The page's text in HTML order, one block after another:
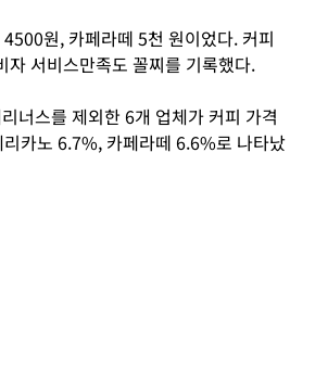
원, 카페라떼 5천 원이었다. 커피
서비스만족도 꼴찌를 기록했다.
너스를 제외한 6개 업체가 커피 가격
카노 6.7%, 카페라떼 6.6%로 나타났